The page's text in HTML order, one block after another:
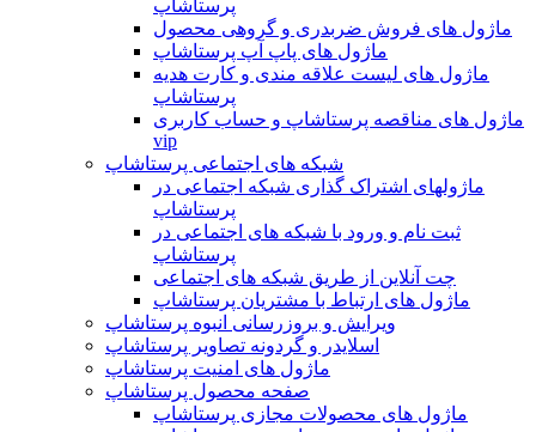
پرستاشاپ
ماژول های فروش ضربدری و گروهی محصول
ماژول های پاپ آپ پرستاشاپ
ماژول های لیست علاقه مندی و کارت هدیه
پرستاشاپ
ماژول های مناقصه پرستاشاپ و حساب کاربری
vip
شبکه های اجتماعی پرستاشاپ
ماژولهای اشتراک‌ گذاری شبکه اجتماعی در
پرستاشاپ
ثبت نام و ورود با شبکه های اجتماعی در
پرستاشاپ
چت آنلاین از طریق شبکه های اجتماعی
ماژول های ارتباط با مشتریان پرستاشاپ
ویرایش و بروزرسانی انبوه پرستاشاپ
اسلایدر و گردونه تصاویر پرستاشاپ
ماژول های امنیت پرستاشاپ
صفحه محصول پرستاشاپ
ماژول های محصولات مجازی پرستاشاپ